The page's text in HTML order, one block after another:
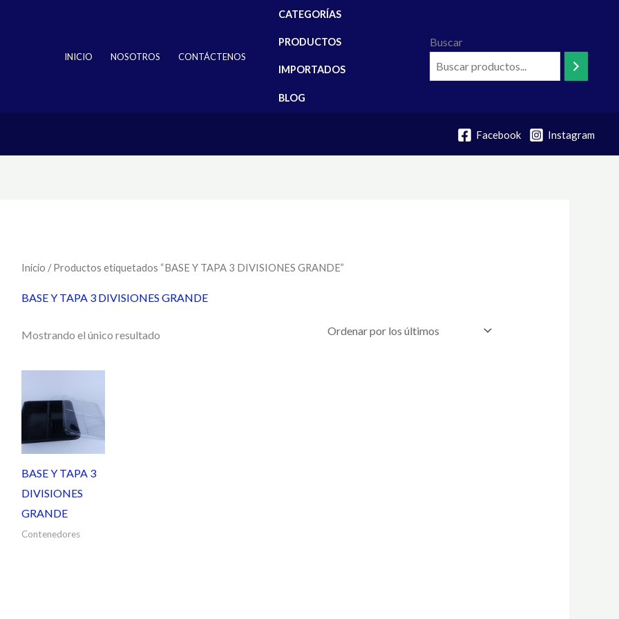
INICIO NOSOTROS CONTÁCTENOS
CATEGORÍAS
PRODUCTOS
IMPORTADOS
BLOG
Buscar
Facebook Instagram
Inicio / Productos etiquetados “BASE Y TAPA 3 DIVISIONES GRANDE”
BASE Y TAPA 3 DIVISIONES GRANDE
Mostrando el único resultado
BASE Y TAPA 3
DIVISIONES
GRANDE
Contenedores